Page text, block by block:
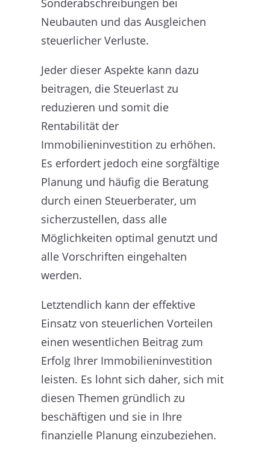
Sonderabschreibungen bei
Neubauten und das Ausgleichen
steuerlicher Verluste.
Jeder dieser Aspekte kann dazu
beitragen, die Steuerlast zu
reduzieren und somit die
Rentabilität der
Immobilieninvestition zu erhöhen.
Es erfordert jedoch eine sorgfältige
Planung und häufig die Beratung
durch einen Steuerberater, um
sicherzustellen, dass alle
Möglichkeiten optimal genutzt und
alle Vorschriften eingehalten
werden.
Letztendlich kann der effektive
Einsatz von steuerlichen Vorteilen
einen wesentlichen Beitrag zum
Erfolg Ihrer Immobilieninvestition
leisten. Es lohnt sich daher, sich mit
diesen Themen gründlich zu
beschäftigen und sie in Ihre
finanzielle Planung einzubeziehen.